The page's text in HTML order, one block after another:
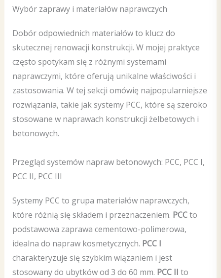
Wybór zaprawy i materiałów naprawczych
Dobór odpowiednich materiałów to klucz do
skutecznej renowacji konstrukcji. W mojej praktyce
często spotykam się z różnymi systemami
naprawczymi, które oferują unikalne właściwości i
zastosowania. W tej sekcji omówię najpopularniejsze
rozwiązania, takie jak systemy PCC, które są szeroko
stosowane w naprawach konstrukcji żelbetowych i
betonowych.
Przegląd systemów napraw betonowych: PCC, PCC I,
PCC II, PCC III
Systemy PCC to grupa materiałów naprawczych,
które różnią się składem i przeznaczeniem. PCCto
podstawowa zaprawa cementowo-polimerowa,
idealna do napraw kosmetycznych. PCC I
charakteryzuje się szybkim wiązaniem i jest
stosowany do ubytków od 3 do 60 mm. PCC II to